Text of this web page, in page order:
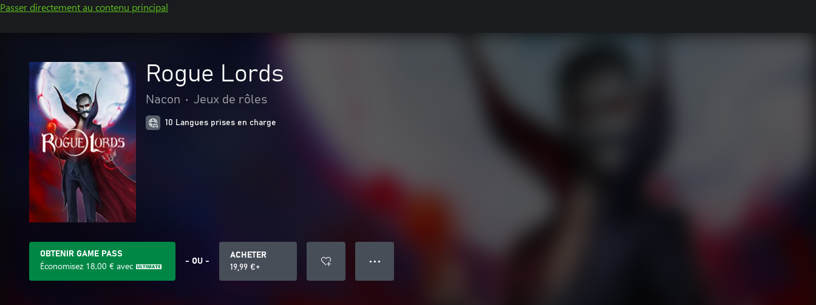
Passer directement au contenu principal
Rogue Lords
Nacon • Jeux de rôles
10 Langues prises en charge
OBTENIR GAME PASS
Économisez 18,00 € avec - OU -
ACHETER
19,99 €+
● ● ●